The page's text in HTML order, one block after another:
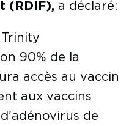
(RDIF), a déclaré:
90% de la
accès au vaccin
aux vaccins
de